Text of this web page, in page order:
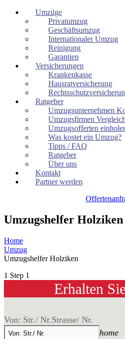
Umzüge
Privatumzug
Geschäftsumzug
Internationaler Umzug
Reinigung
Garantien
Versicherungen
Krankenkasse
Hausratversicherung
Ratgeber
Umzugsunternehmen
Umzugsfirmen
Umzugsofferten
Was kostet ein Umzug?
Tipps / FAQ
Ratgeber
Über uns
Kontakt
Partner werden
Umzugshelfer Holziken
Home
Umzug
Umzugshelfer Holziken
1 Step 1
Erhalten
Von: Str./ Nr.Strasse/ Nr.
home